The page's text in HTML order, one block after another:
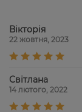
Вікторія
22 жовтня, 2023
Світлана
14 лютого, 2022